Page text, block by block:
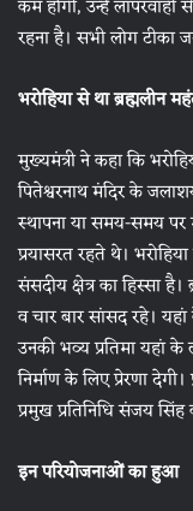
कम होगी, उन्हें
रहना है। सभी लोग टीका
भरोहिया से था ब्रह्मलीन
मुख्यमंत्री ने कहा कि
पितेश्वरनाथ मंदिर के
स्थापना या समय-समय पर
प्रयासरत रहते थे।
संसदीय क्षेत्र का हिस्सा
व चार बार सांसद रहे।
उनकी भव्य प्रतिमा यहां
निर्माण के लिए प्रेरणा
प्रमुख प्रतिनिधि संजय सिंह
इन परियोजनाओं का हुआ